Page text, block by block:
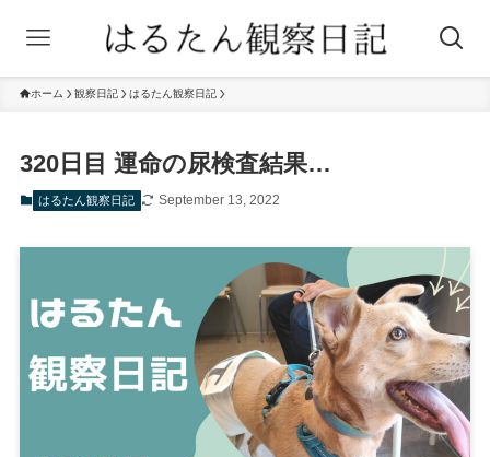
ホーム 観察日記 はるたん観察日記
320日目 運命の尿検査結果…
はるたん観察日記 September 13, 2022